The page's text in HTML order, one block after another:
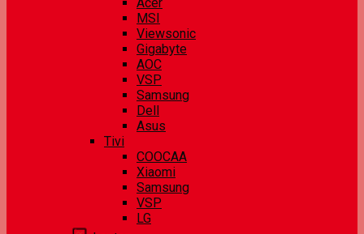
MSI
Viewsonic
Gigabyte
AOC
VSP
Samsung
Dell
Asus
Tivi
COOCAA
Xiaomi
Samsung
VSP
LG